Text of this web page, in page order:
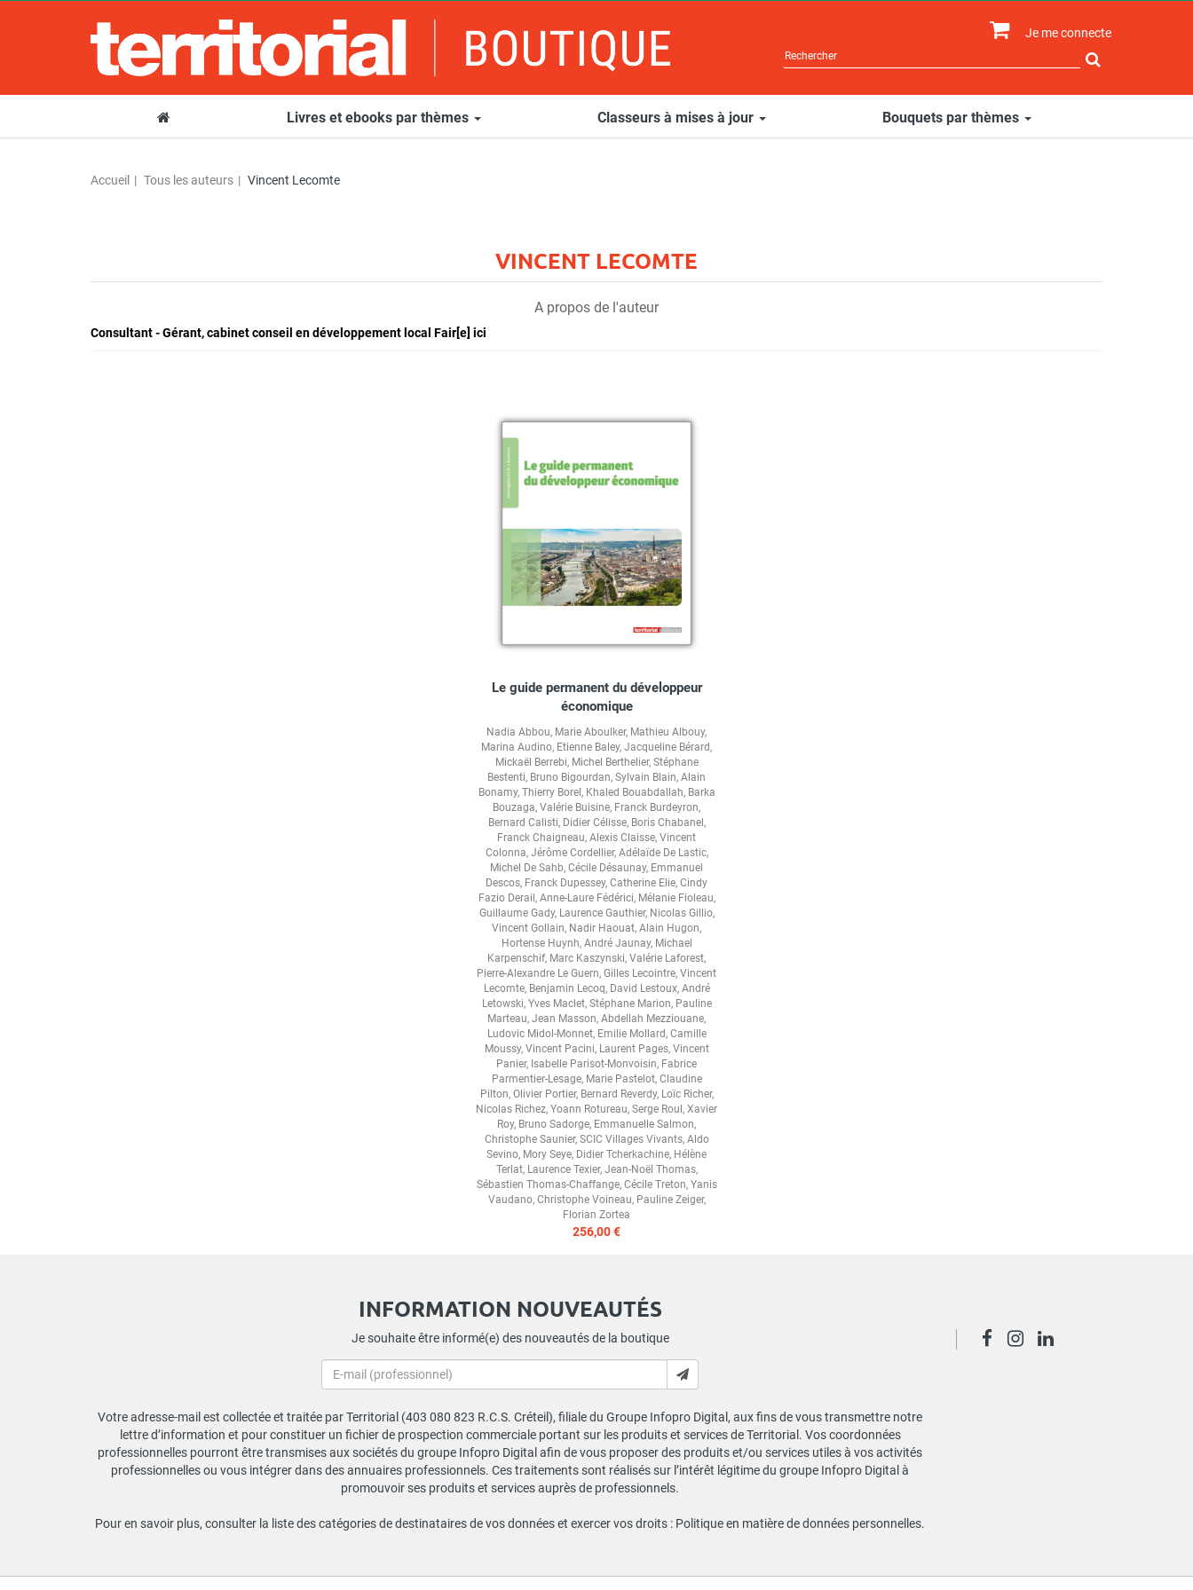
Je me connecte
Livres et ebooks par thèmes Classeurs à mises à jour Bouquets par thèmes
Accueil Tous les auteurs Vincent Lecomte
VINCENT LECOMTE
A propos de l'auteur
Consultant - Gérant, cabinet conseil en développement local Fair[e] ici
Le guide permanent du développeur
économique
Nadia Abbou, Marie Aboulker, Mathieu Albouy,
Marina Audino, Etienne Baley, Jacqueline Bérard,
Mickaël Berrebi, Michel Berthelier, Stéphane
Bestenti, Bruno Bigourdan, Sylvain Blain, Alain
Bonamy, Thierry Borel , Khaled Bouabdallah, Barka
Bouzaga, Valérie Buisine, Franck Burdeyron,
Bernard Calisti, Didier Célisse, Boris Chabanel ,
Franck Chaigneau, Alexis Claisse, Vincent
Colonna, Jérôme Cordellier, Adélaïde De Lastic,
Michel De Sahb, Cécile Désaunay, Emmanuel
Descos, Franck Dupessey, Catherine Elie, Cindy
Fazio Derail , Anne-Laure Fédérici, Mélanie Fioleau,
Guillaume Gady, Laurence Gauthier, Nicolas Gillio,
Vincent Gollain, Nadir Haouat, Alain Hugon,
Hortense Huynh, André Jaunay, Michael
Karpenschif, Marc Kaszynski, Valérie Laforest,
Pierre-Alexandre Le Guern, Gilles Lecointre, Vincent
Lecomte, Benjamin Lecoq, David Lestoux, André
Letowski, Yves Maclet, Stéphane Marion, Pauline
Marteau, Jean Masson, Abdellah Mezziouane,
Ludovic Midol-Monnet, Emilie Mollard, Camille
Moussy, Vincent Pacini, Laurent Pages, Vincent
Panier, Isabelle Parisot-Monvoisin, Fabrice
Parmentier-Lesage, Marie Pastelot, Claudine
Pilton, Olivier Portier, Bernard Reverdy, Loïc Richer,
Nicolas Richez, Yoann Rotureau, Serge Roul , Xavier
Roy, Bruno Sadorge, Emmanuelle Salmon,
Christophe Saunier, SCIC Villages Vivants, Aldo
Sevino, Mory Seye, Didier Tcherkachine, Hélène
Terlat, Laurence Texier, Jean-Noël Thomas,
Sébastien Thomas-Chaffange, Cécile Treton, Yanis
Vaudano, Christophe Voineau, Pauline Zeiger,
Florian Zortea
256,00 €
INFORMATION NOUVEAUTÉS
Je souhaite être informé(e) des nouveautés de la boutique
Votre adresse-mail est collectée et traitée par Territorial (403 080 823 R.C.S. Créteil), filiale du Groupe Infopro Digital, aux fins de vous transmettre notre
lettre d’information et pour constituer un fichier de prospection commerciale portant sur les produits et services de Territorial. Vos coordonnées
professionnelles pourront être transmises aux sociétés du groupe Infopro Digital afin de vous proposer des produits et/ou services utiles à vos activités
professionnelles ou vous intégrer dans des annuaires professionnels. Ces traitements sont réalisés sur l’intérêt légitime du groupe Infopro Digital à
promouvoir ses produits et services auprès de professionnels.
Pour en savoir plus, consulter la liste des catégories de destinataires de vos données et exercer vos droits : Politique en matière de données personnelles.